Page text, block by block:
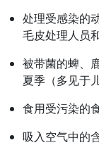
处理受感染的
毛皮处理人员
被带菌的蜱、
夏季（多见于
食用受污染的
吸入空气中的